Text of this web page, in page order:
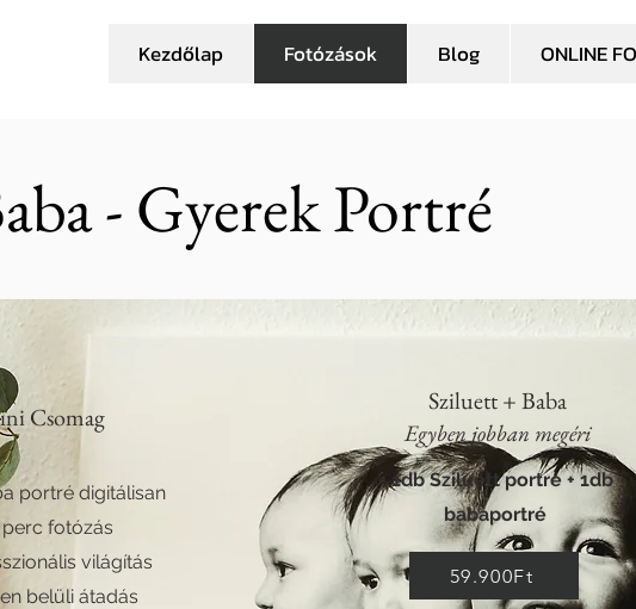
Kezdőlap Fotózások Blog ONLINE
- Gyerek Portré
Csomag
portré digitálisan
perc fotózás
világítás
belüli átadás
Sziluett + Baba
Egyben jobban megéri
- 1db Sziluett portré + 1db
babaportré
59.900Ft